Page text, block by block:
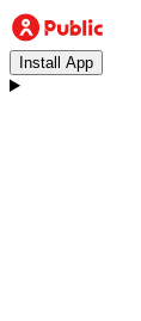
Install App